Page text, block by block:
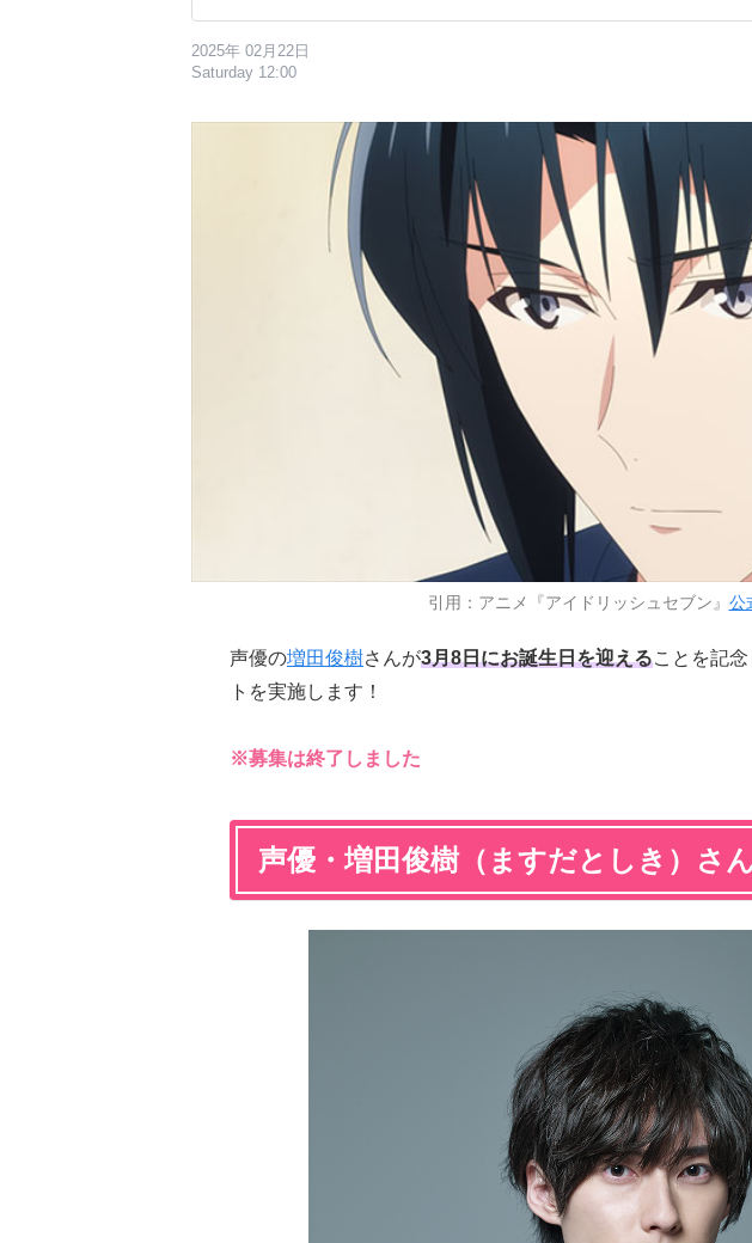
2025年 02月22日
Saturday 12:00
引用：アニメ『アイドリッシュセブン』 公
声優の増田俊樹さんが3月8日にお誕生日を迎えることを記
トを実施します！
※募集は終了しました
声優・増田俊樹（ますだとしき）さ